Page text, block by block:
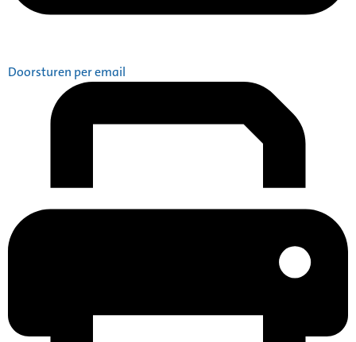
Doorsturen per email